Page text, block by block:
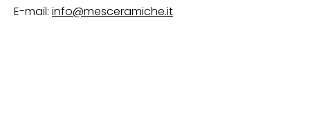
E-mail: info@mesceramiche.it